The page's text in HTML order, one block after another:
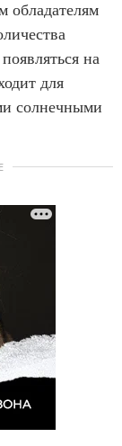
обладателям
на
для
солнечными